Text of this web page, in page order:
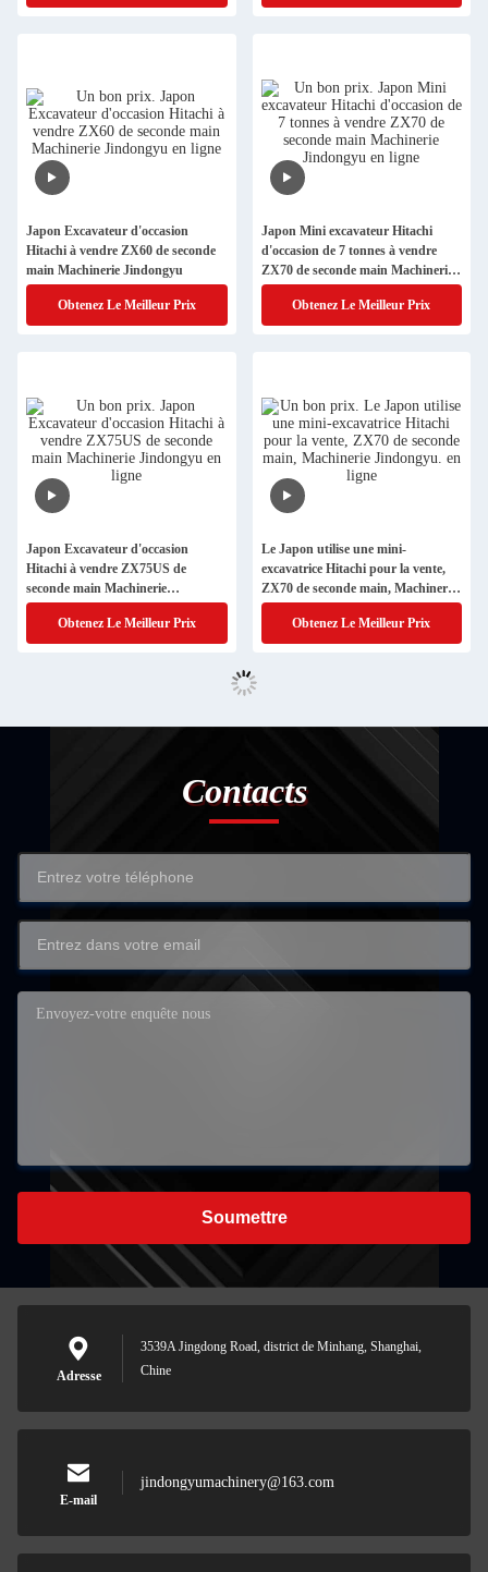
Japon Excavateur d'occasion
Hitachi à vendre ZX60 de seconde
main Machinerie Jindongyu
Obtenez Le Meilleur Prix
Japon Mini excavateur Hitachi
d'occasion de 7 tonnes à vendre
ZX70 de seconde main Machinerie
Jindongyu
Obtenez Le Meilleur Prix
Japon Excavateur d'occasion
Hitachi à vendre ZX75US de
seconde main Machinerie
Jindongyu
Obtenez Le Meilleur Prix
Le Japon utilise une mini-
excavatrice Hitachi pour la vente,
ZX70 de seconde main, Machinerie
Jindongyu.
Obtenez Le Meilleur Prix
Contacts
Soumettre
Adresse
3539A Jingdong Road, district de Minhang, Shanghai,
Chine
E-mail
jindongyumachinery@163.com